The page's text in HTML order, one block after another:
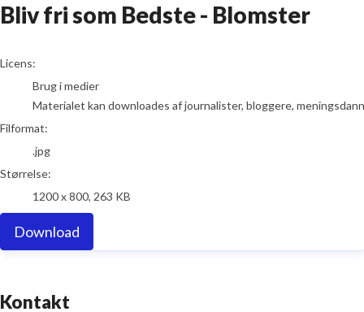
Bliv fri som Bedste - Blomster
go to media item
Licens:
Brug i medier
Materialet kan downloades af journalister, bloggere,
Filformat:
.jpg
Størrelse:
1200 x 800, 263 KB
Download
Kontakt